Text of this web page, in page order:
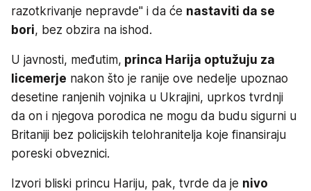
razotkrivanje nepravde" i da će nastaviti da se
bori, bez obzira na ishod.
U javnosti, međutim, princa Harija optužuju za
licemerje nakon što je ranije ove nedelje upoznao
desetine ranjenih vojnika u Ukrajini, uprkos tvrdnji
da on i njegova porodica ne mogu da budu sigurni u
Britaniji bez policijskih telohranitelja koje finansiraju
poreski obveznici.
Izvori bliski princu Hariju, pak, tvrde da je nivo